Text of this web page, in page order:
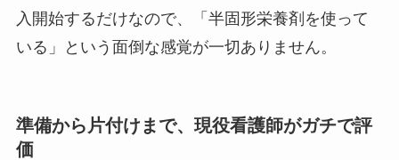
入開始するだけなので、「半固形栄養剤を使って
いる」という面倒な感覚が一切ありません。
準備から片付けまで、現役看護師がガチで評
価